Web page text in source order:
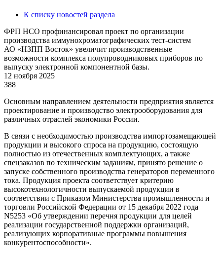
К списку новостей раздела
ФРП НСО профинансировал проект по организации
производства иммунохроматографических тест-систем
АО «НЗПП Восток» увеличит производственные
возможности комплекса полупроводниковых приборов по
выпуску электронной компонентной базы.
12 ноября 2025
388
Основным направлением деятельности предприятия является
проектирование и производство электрооборудования для
различных отраслей экономики России.
В связи с необходимостью производства импортозамещающей
продукции и высокого спроса на продукцию, состоящую
полностью из отечественных комплектующих, а также
спецзаказов по техническим заданиям, принято решение о
запуске собственного производства генераторов переменного
тока. Продукция проекта соответствует критерию
высокотехнологичности выпускаемой продукции в
соответствии с Приказом Министерства промышленности и
торговли Российской Федерации от 15 декабря 2022 года
N5253 «Об утверждении перечня продукции для целей
реализации государственной поддержки организаций,
реализующих корпоративные программы повышения
конкурентоспособности».